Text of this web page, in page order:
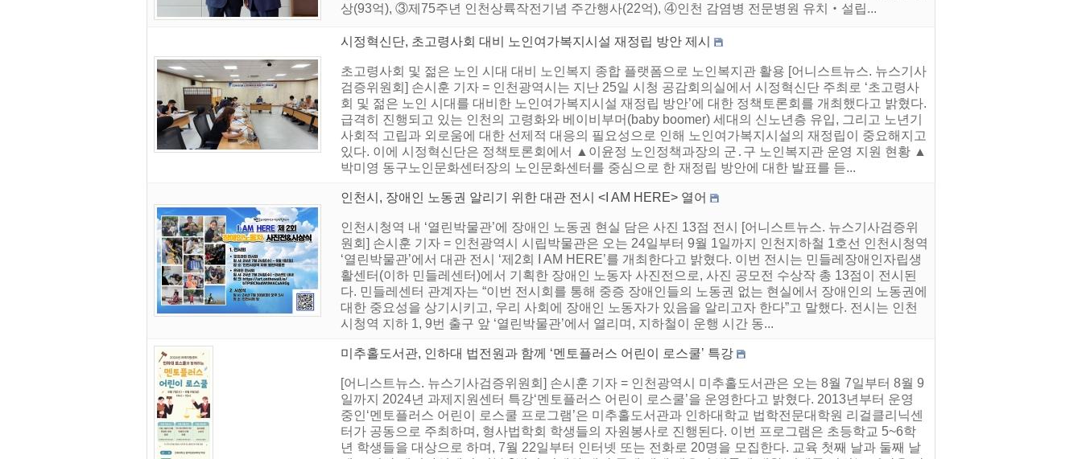
상(93억), ③제75주년 인천상륙작전기념 주간행사(22억), ④인천 감염병 전문병원 유치‧설립...
시정혁신단, 초고령사회 대비 노인여가복지시설 재정립 방안 제시
초고령사회 및 젊은 노인 시대 대비 노인복지 종합 플랫폼으로 노인복지관 활용 [어니스트뉴스. 뉴스기사
검증위원회] 손시훈 기자 = 인천광역시는 지난 25일 시청 공감회의실에서 시정혁신단 주최로 ‘초고령사
회 및 젊은 노인 시대를 대비한 노인여가복지시설 재정립 방안’에 대한 정책토론회를 개최했다고 밝혔다.
급격히 진행되고 있는 인천의 고령화와 베이비부머(baby boomer) 세대의 신노년층 유입, 그리고 노년기
사회적 고립과 외로움에 대한 선제적 대응의 필요성으로 인해 노인여가복지시설의 재정립이 중요해지고
있다. 이에 시정혁신단은 정책토론회에서 ▲이윤정 노인정책과장의 군․구 노인복지관 운영 지원 현황 ▲
박미영 동구노인문화센터장의 노인문화센터를 중심으로 한 재정립 방안에 대한 발표를 듣...
인천시, 장애인 노동권 알리기 위한 대관 전시 <I AM HERE> 열어
인천시청역 내 ‘열린박물관’에 장애인 노동권 현실 담은 사진 13점 전시 [어니스트뉴스. 뉴스기사검증위
원회] 손시훈 기자 = 인천광역시 시립박물관은 오는 24일부터 9월 1일까지 인천지하철 1호선 인천시청역
‘열린박물관’에서 대관 전시 ‘제2회 I AM HERE’를 개최한다고 밝혔다. 이번 전시는 민들레장애인자립생
활센터(이하 민들레센터)에서 기획한 장애인 노동자 사진전으로, 사진 공모전 수상작 총 13점이 전시된
다. 민들레센터 관계자는 “이번 전시회를 통해 중증 장애인들의 노동권 없는 현실에서 장애인의 노동권에
대한 중요성을 상기시키고, 우리 사회에 장애인 노동자가 있음을 알리고자 한다”고 말했다. 전시는 인천
시청역 지하 1, 9번 출구 앞 ‘열린박물관’에서 열리며, 지하철이 운행 시간 동...
미추홀도서관, 인하대 법전원과 함께 ‘멘토플러스 어린이 로스쿨’ 특강
[어니스트뉴스. 뉴스기사검증위원회] 손시훈 기자 = 인천광역시 미추홀도서관은 오는 8월 7일부터 8월 9
일까지 2024년 과제지원센터 특강‘멘토플러스 어린이 로스쿨’을 운영한다고 밝혔다. 2013년부터 운영
중인‘멘토플러스 어린이 로스쿨 프로그램’은 미추홀도서관과 인하대학교 법학전문대학원 리걸클리닉센
터가 공동으로 주최하며, 형사법학회 학생들의 자원봉사로 진행된다. 이번 프로그램은 초등학교 5~6학
년 학생들을 대상으로 하며, 7월 22일부터 인터넷 또는 전화로 20명을 모집한다. 교육 첫째 날과 둘째 날